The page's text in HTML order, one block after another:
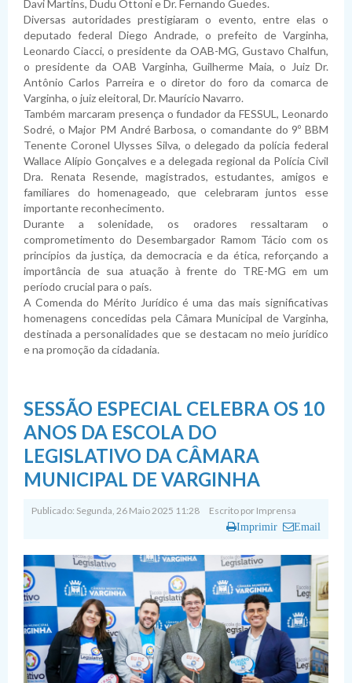
Davi Martins, Dudu Ottoni e Dr. Fernando Guedes.
Diversas autoridades prestigiaram o evento, entre elas o
deputado federal Diego Andrade, o prefeito de Varginha,
Leonardo Ciacci, o presidente da OAB-MG, Gustavo Chalfun,
o presidente da OAB Varginha, Guilherme Maia, o Juiz Dr.
Antônio Carlos Parreira e o diretor do foro da comarca de
Varginha, o juiz eleitoral, Dr. Maurício Navarro.
Também marcaram presença o fundador da FESSUL, Leonardo
Sodré, o Major PM André Barbosa, o comandante do 9º BBM
Tenente Coronel Ulysses Silva, o delegado da polícia federal
Wallace Alípio Gonçalves e a delegada regional da Polícia Civil
Dra. Renata Resende, magistrados, estudantes, amigos e
familiares do homenageado, que celebraram juntos esse
importante reconhecimento.
Durante a solenidade, os oradores ressaltaram o
comprometimento do Desembargador Ramom Tácio com os
princípios da justiça, da democracia e da ética, reforçando a
importância de sua atuação à frente do TRE-MG em um
período crucial para o país.
A Comenda do Mérito Jurídico é uma das mais significativas
homenagens concedidas pela Câmara Municipal de Varginha,
destinada a personalidades que se destacam no meio jurídico
e na promoção da cidadania.
SESSÃO ESPECIAL CELEBRA OS 10
ANOS DA ESCOLA DO
LEGISLATIVO DA CÂMARA
MUNICIPAL DE VARGINHA
Publicado: Segunda, 26 Maio 2025 11:28 Escrito por Imprensa
Imprimir Email